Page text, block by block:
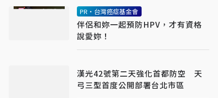
PR・台灣癌症基金會
伴侶和妳一起預防HPV，才有資格
說愛妳！
漢光42號第二天強化首都防空 天
弓三型首度公開部署台北市區